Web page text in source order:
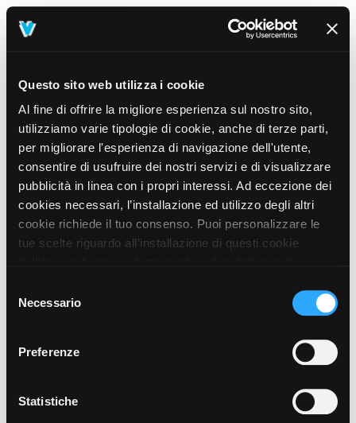
Questo sito web utilizza i cookie
Al fine di offrire la migliore esperienza sul nostro sito,
utilizziamo varie tipologie di cookie, anche di terze parti,
per migliorare l'esperienza di navigazione dell'utente,
consentire di usufruire dei nostri servizi e di visualizzare
pubblicità in linea con i propri interessi. Ad eccezione dei
cookies necessari, l’installazione ed utilizzo degli altri
cookie richiede il tuo consenso. Puoi personalizzare le
tue scelte riguardo all’installazione di questi cookie
prosegui” o decidere di accettare tutti i cookie, cliccando
sul pulsante “Accetta tutti i cookie”. Cliccando sul tasto
unicamente i cookie necessari alla navigazione. Per
funzionamento, puoi prendere visione dell’informativa
cliccando qui.
delNecessario
Preferenze
Statistiche
404